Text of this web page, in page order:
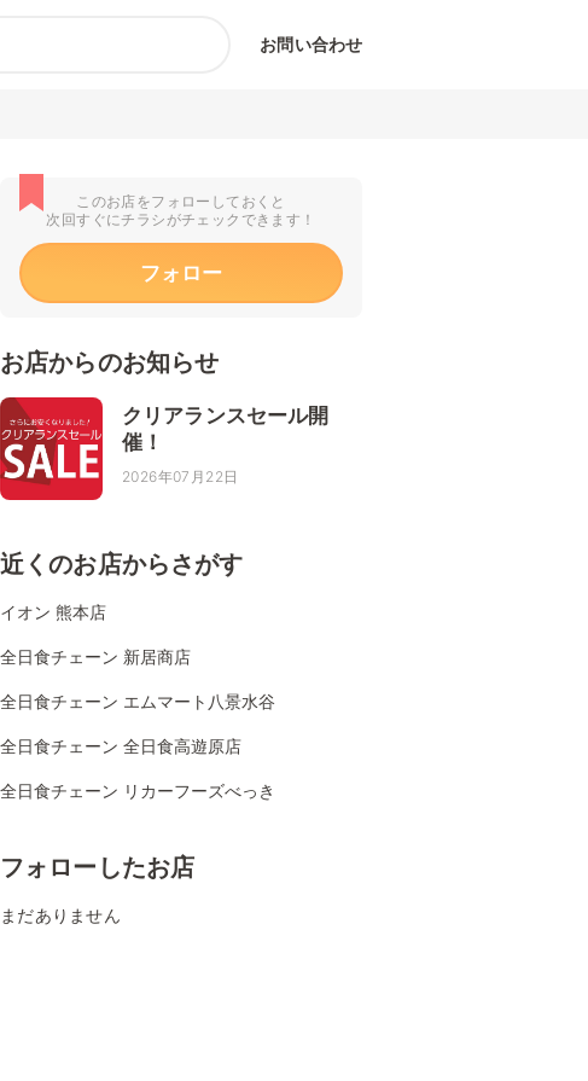
お問い合わせ
このお店をフォローしておくと
次回すぐにチラシがチェックできます！
フォロー
お店からのお知らせ
クリアランスセール開
催！
2026年07月22日
近くのお店からさがす
イオン 熊本店
全日食チェーン 新居商店
全日食チェーン エムマート八景水谷
全日食チェーン 全日食高遊原店
全日食チェーン リカーフーズべっき
フォローしたお店
まだありません